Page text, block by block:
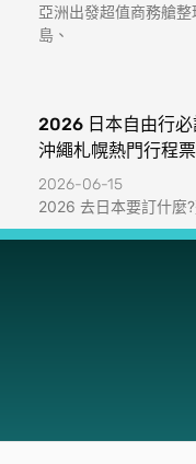
亞洲出發超值商務艙
島、
2026 日本自由行必
沖繩札幌熱門行程
2026-06-15
2026 去日本要訂什麼